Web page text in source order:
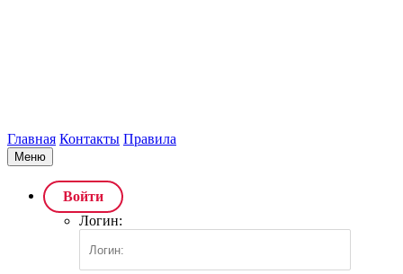
Главная Контакты Правила
Меню
Войти
Логин: